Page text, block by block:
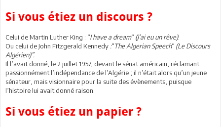
Si vous étiez un discours ?
Celui de Martin Luther King : ʺI have a dreamʺ (J’ai eu un rêve).
Ou celui de John Fitzgerald Kennedy :ʺThe Algerian Speechʺ (Le Discours
Algérien)”.
Il l’avait donné, le 2 juillet 1957, devant le sénat américain, réclamant
passionnément l’indépendance de l’Algérie ; il n’était alors qu’un jeune
sénateur, mais visionnaire pour la suite des évènements, puisque
l’histoire lui avait donné raison.
Si vous étiez un papier ?